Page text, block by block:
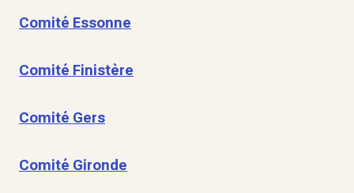
Comité Essonne
Comité Finistère
Comité Gers
Comité Gironde